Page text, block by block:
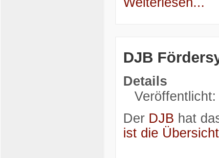
DJB
Details
Der DJB hat
ist die